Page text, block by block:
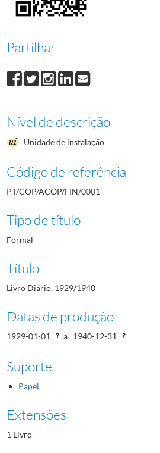
0010 Documentos financeiros, 1936/1951
0039 Livro de receitas e despesas 1991/1992
Partilhar
Nível de descrição
Unidade de instalação
Código de referência
PT/COP/ACOP/FIN/0001
Tipo de título
Formal
Título
Livro Diário, 1929/1940
Datas de produção
1929-01-01 a 1940-12-31
Suporte
Papel
Extensões
1 Livro